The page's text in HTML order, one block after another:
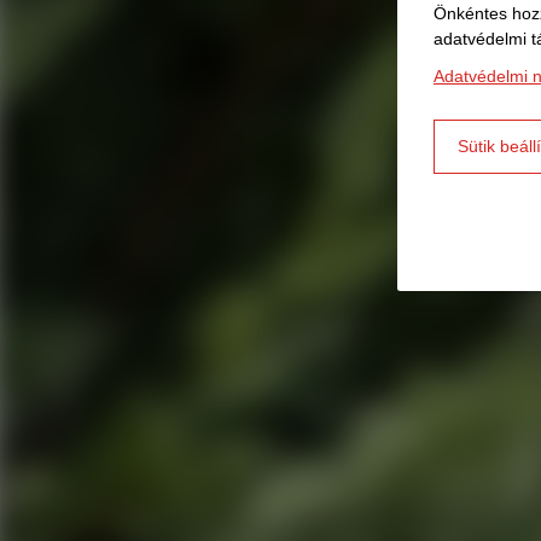
Önkéntes
adatvédelmi
Adatvédelmi
Sütik